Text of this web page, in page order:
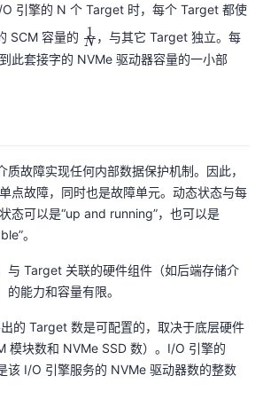
引擎的 N 个 Target 时，每个 Target 都使
SCM 容量的
\f
r
{
N
}
N
1 ，与其它 Target 独立。每
此套接字的 NVMe 驱动器容量的一小部
故障实现任何内部数据保护机制。因此，
点故障，同时也是故障单元。动态状态与每
态可以是“up and running”，也可以是
。
与 Target 关联的硬件组件（如后端存储介
能力和容量有限。
的 Target 数是可配置的，取决于底层硬件
模块数和 NVMe SSD 数）。I/O 引擎的
该 I/O 引擎服务的 NVMe 驱动器数的整数